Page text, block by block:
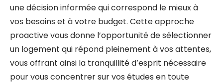
une décision informée qui correspond le mieux à
vos besoins et à votre budget. Cette approche
proactive vous donne l’opportunité de sélectionner
un logement qui répond pleinement à vos attentes,
vous offrant ainsi la tranquillité d’esprit nécessaire
pour vous concentrer sur vos études en toute